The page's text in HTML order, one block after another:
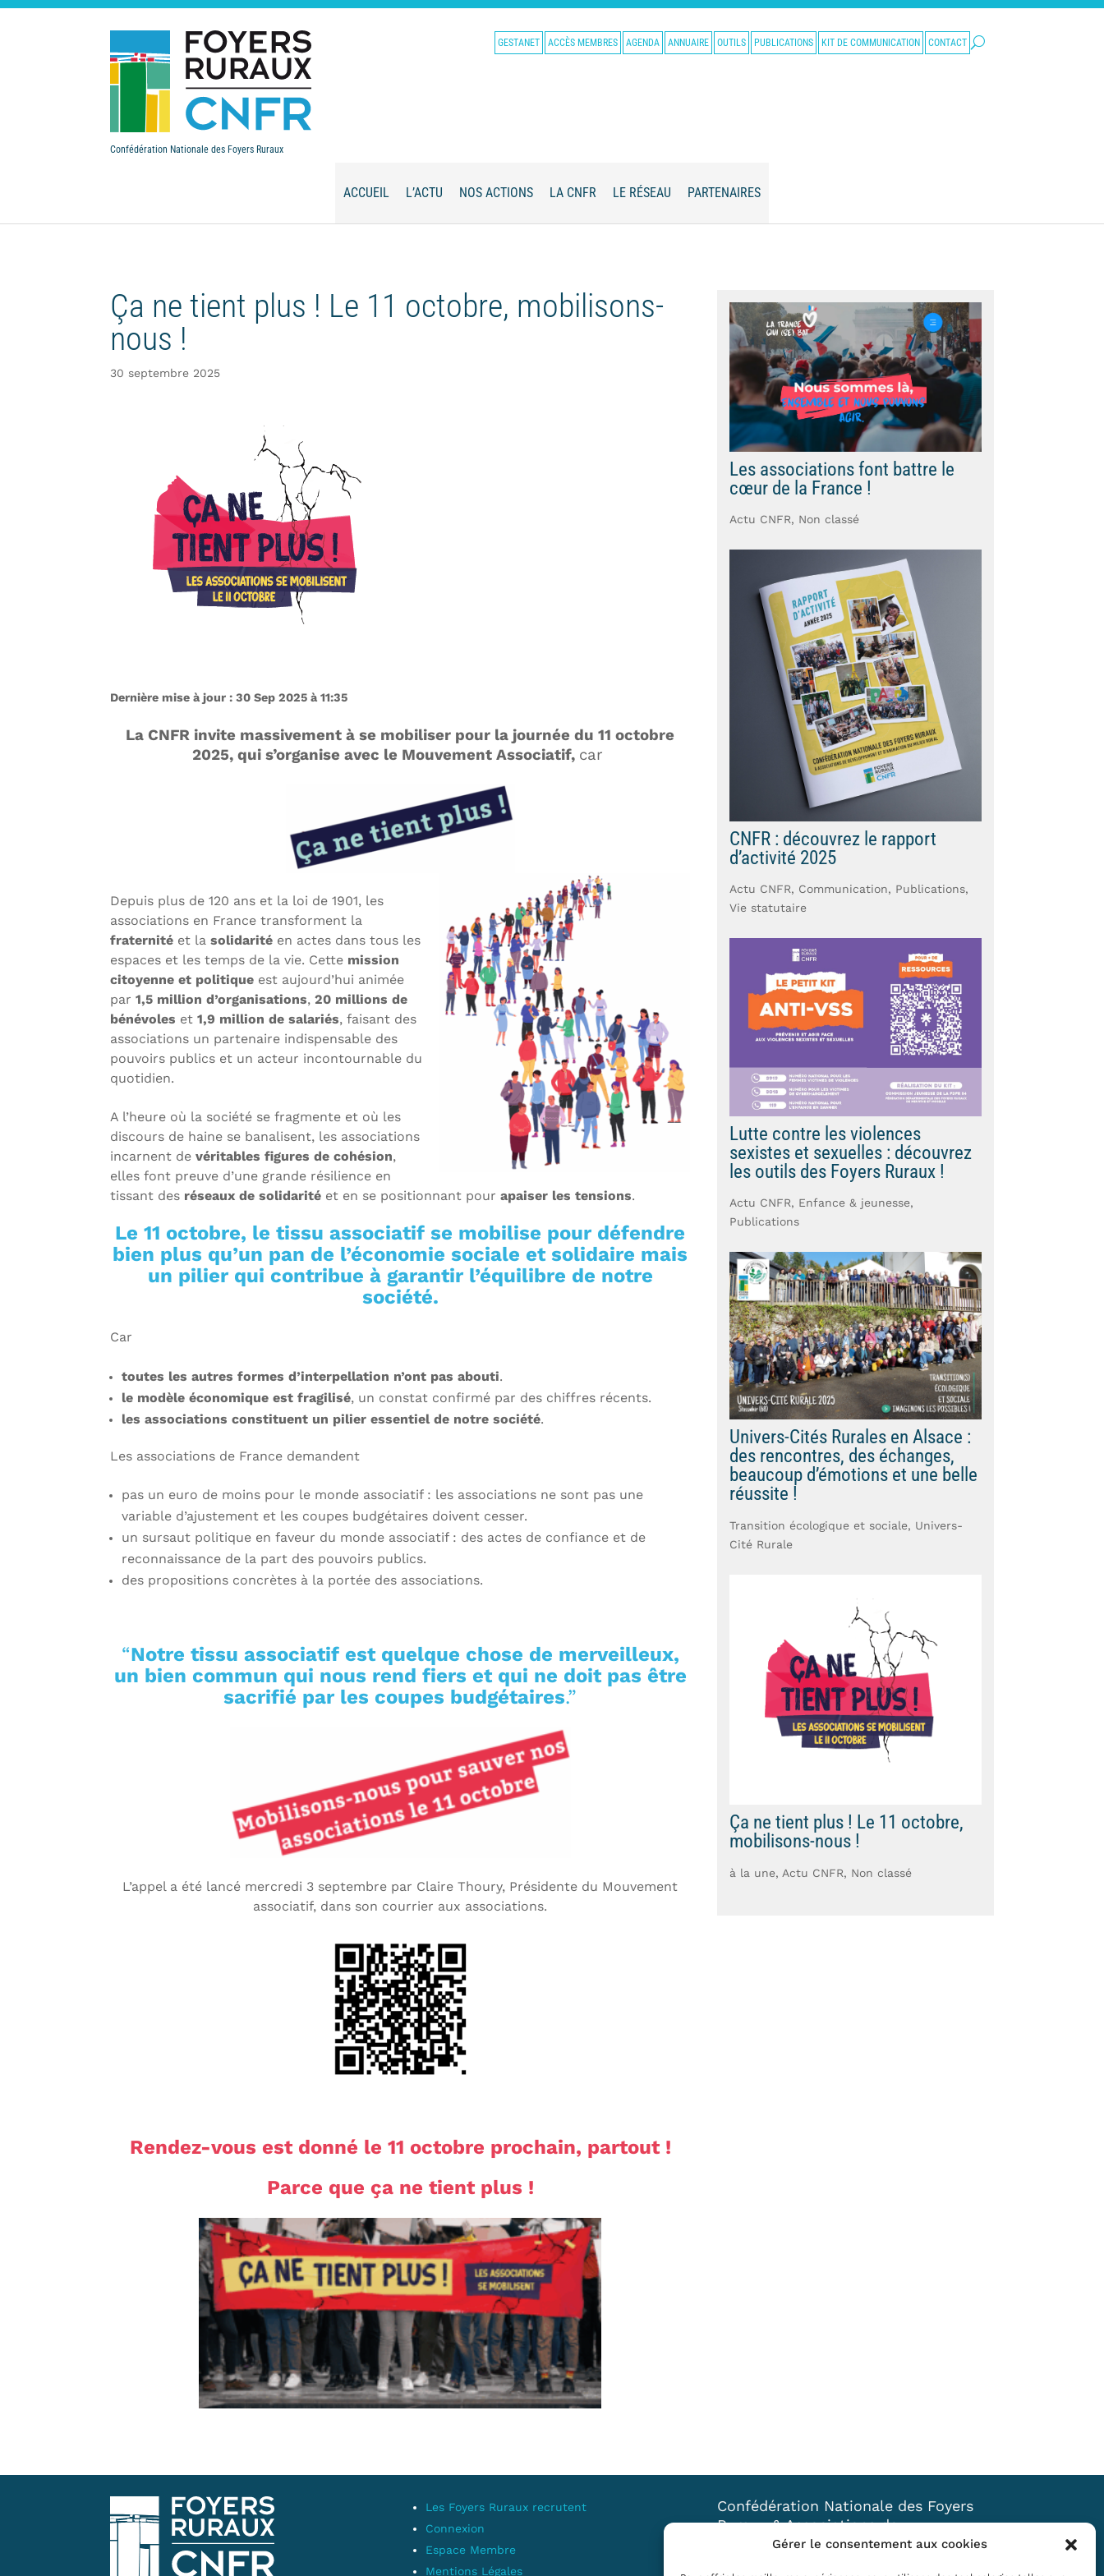
Gérer le consentement aux cookies
Confédération Nationale des Foyers Ruraux
GESTANET ACCÈS MEMBRES AGENDA ANNUAIRE OUTILS PUBLICATIONS KIT DE COMMUNICATION CONTACT
ACCUEIL L’ACTU NOS ACTIONS LA CNFR LE RÉSEAU PARTENAIRES
Ça ne tient plus ! Le 11 octobre, mobilisons-
nous !
30 septembre 2025
Dernière mise à jour : 30 Sep 2025 à 11:35
La CNFR invite massivement à se mobiliser pour la journée du 11 octobre
2025, qui s’organise avec le Mouvement Associatif, car
Depuis plus de 120 ans et la loi de 1901, les
associations en France transforment la
fraternité et lasolidarité en actes dans tous les
espaces et les temps de la vie. Cette mission
citoyenne et politique est aujourd’hui animée
par1,5 million d’organisations,20 millions de
bénévoles et1,9 million de salariés, faisant des
associations un partenaire indispensable des
pouvoirs publics et un acteur incontournable du
quotidien.
A l’heure où la société se fragmente et où les
discours de haine se banalisent, les associations
incarnent devéritables figures de cohésion,
elles font preuve d’une grande résilience en
tissant des réseaux de solidarité et en se positionnant pourapaiser les tensions.
Le 11 octobre, le tissu associatif se mobilise pour défendre
bien plus qu’un pan de l’économie sociale et solidaire mais
un pilier qui contribue à garantir l’équilibre de notre
société.
Car
toutes les autres formes d’interpellation n’ont pas abouti.
le modèle économique est fragilisé, un constat confirmé par des chiffres récents.
les associations constituent un pilier essentiel de notre société.
Les associations de France demandent
pas un euro de moins pour le monde associatif : les associations ne sont pas une
variable d’ajustement et les coupes budgétaires doivent cesser.
un sursaut politique en faveur du monde associatif : des actes de confiance et de
reconnaissance de la part des pouvoirs publics.
des propositions concrètes à la portée des associations.
“Notre tissu associatif est quelque chose de merveilleux,
un bien commun qui nous rend fiers et qui ne doit pas être
sacrifié par les coupes budgétaires.”
L’appel a été lancé mercredi 3 septembre par Claire Thoury, Présidente du Mouvement
associatif, dans son courrier aux associations.
Rendez-vous est donné le 11 octobre prochain, partout !
Parce que ça ne tient plus !
Les associations font battre le
cœur de la France !
Actu CNFR, Non classé
CNFR : découvrez le rapport
d’activité 2025
Actu CNFR, Communication, Publications,
Vie statutaire
Lutte contre les violences
sexistes et sexuelles : découvrez
les outils des Foyers Ruraux !
Actu CNFR, Enfance & jeunesse,
Publications
Univers-Cités Rurales en Alsace :
des rencontres, des échanges,
beaucoup d’émotions et une belle
réussite !
Transition écologique et sociale, Univers-
Cité Rurale
Ça ne tient plus ! Le 11 octobre,
mobilisons-nous !
à la une, Actu CNFR, Non classé
Les Foyers Ruraux recrutent
Connexion
Espace Membre
Mentions Légales
Confédération Nationale des Foyers
Ruraux & Associations de
développement et d’animation du